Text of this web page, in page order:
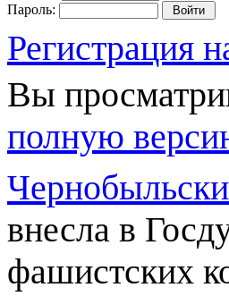
Пароль:
Регистрация
Вы
полную
внесла в
фашистских